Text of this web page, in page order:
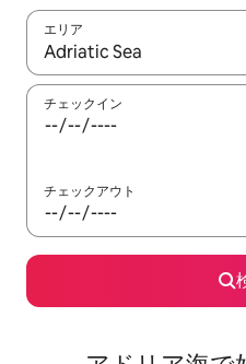
エリア
検索結果が表示されたら、
チェックイン
チェックアウト